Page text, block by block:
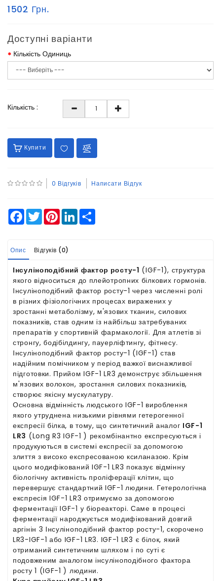
1502 Грн.
Доступні варіанти
Кількість Одиниць
Кількість :
Купити
0 Відгуків Написати Відгук
Facebook
TwitterPinterestLinkedIn
Опис Відгуків (0)
Інсуліноподібний фактор росту-1 (IGF-1), структура
якого відноситься до плейотропних білкових гормонів.
Інсуліноподібний фактор росту-1 через численні ролі
в різних фізіологічних процесах виражених у
зростанні метаболізму, м'язових тканин, силових
показників, став одним із найбільш затребуваних
препаратів у спортивній фармакології. Для атлетів зі
стронгу, бодібілдингу, пауерліфтингу, фітнесу.
Інсуліноподібний фактор росту-1 (IGF-1) став
надійним помічником у період важкої виснажливої ​​
підготовки. Прийом IGF-1 LR3 демонструє збільшення
м'язових волокон, зростання силових показників,
створює якісну мускулатуру.
Основна відмінність людського IGF-1 вироблення
якого утруднена низькими рівнями гетерогенної
експресії білка, в тому, що синтетичний аналог IGF-1
LR3 (Long R3 IGF-1 ) рекомбінантно експресуються і
продукуються в системі експресії за допомогою
злиття з високо експресованою ксиланазою. Крім
цього модифікований IGF-1 LR3 показує відмінну
біологічну активність проліферації клітин, що
перевершує стандартний IGF-1 людини. Гетерологічна
експресія IGF-1 LR3 отримуємо за допомогою
ферментації IGF-1 у біореакторі. Саме в процесі
ферментації народжується модифікований довгий
аргінін 3 Інсуліноподібний фактор росту-1, скорочено
LR3-IGF-1 або IGF-1 LR3. IGF-1 LR3 є білок, який
отриманий синтетичним шляхом і по суті є
подовженим аналогом інсуліноподібного фактора
росту 1 (IGF-1 ) людини.